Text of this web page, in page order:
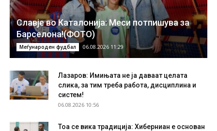
Славје во Каталонија: Меси потпишува за
Барселона!(ФОТО)
Меѓународен фудбал 06.08.2026 11:29
Лазаров: Имињата не ја даваат целата
слика, за тим треба работа, дисциплина и
систем!
06.08.2026 10:56
Тоа се вика традиција: Хиберниан е основан